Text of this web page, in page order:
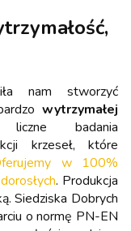
nam stworzyć
wytrzymałej
liczne badania
krzeseł, które
w 100%
. Produkcja
Siedziska Dobrych
o normę PN-EN